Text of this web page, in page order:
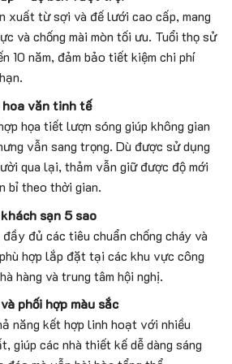
xuất từ sợi và đế lưới cao cấp, mang
và chống mài mòn tối ưu. Tuổi thọ sử
10 năm, đảm bảo tiết kiệm chi phí
văn tinh tế
họa tiết lượn sóng giúp không gian
vẫn sang trọng. Dù được sử dụng
qua lại, thảm vẫn giữ được độ mới
bỉ theo thời gian.
sạn 5 sao
đầy đủ các tiêu chuẩn chống cháy và
hợp lắp đặt tại các khu vực công
hàng và trung tâm hội nghị.
phối hợp màu sắc
năng kết hợp linh hoạt với nhiều
giúp các nhà thiết kế dễ dàng sáng